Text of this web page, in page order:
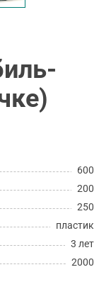
600
200
250
пластик
3 лет
2000